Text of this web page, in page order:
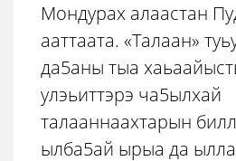
Мондурах алаастан
ааттаата. «Талаан»
да5аны тыа
улэьиттэрэ ча5ылхай
талааннаахтарын
ылба5ай ырыа да